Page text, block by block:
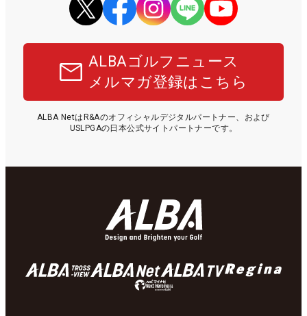
ALBAゴルフニュース
メルマガ登録はこちら
ALBA NetはR&Aのオフィシャルデジタルパートナー、および
USLPGAの日本公式サイトパートナーです。